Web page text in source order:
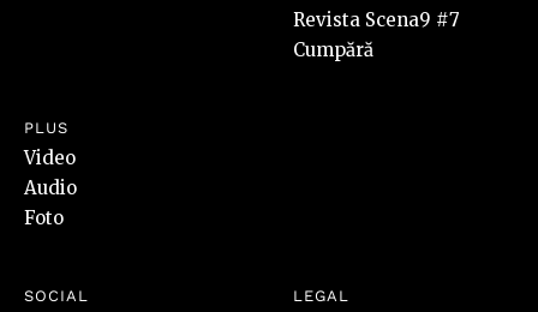
Revista Scena9 #7
Cumpără
PLUS
Video
Audio
Foto
SOCIAL LEGAL